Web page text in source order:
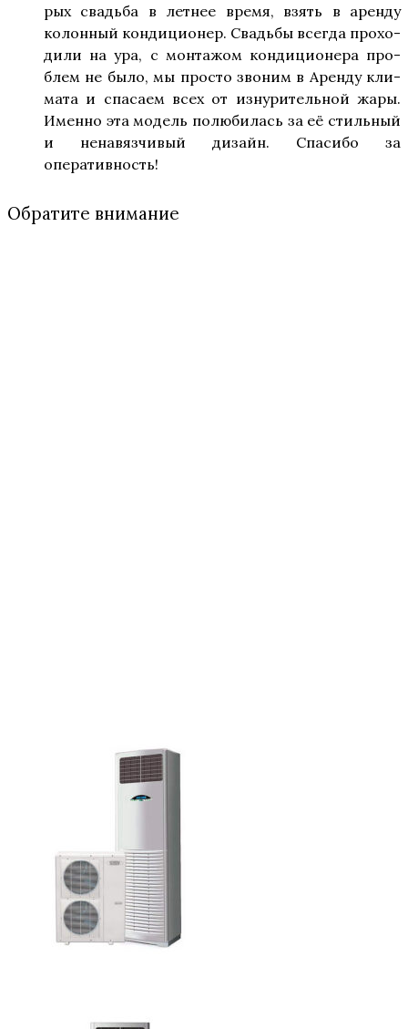
рых сва­дьба в лет­нее вре­мя, взять в арен­ду
колон­ный кон­ди­ци­о­нер. Сва­дьбы все­гда про­хо­
ди­ли на ура, с мон­та­жом кон­ди­ци­о­не­ра про­
блем не было, мы про­сто зво­ним в Арен­ду кли­
ма­та и спа­са­ем всех от изну­ри­тель­ной жары.
Имен­но эта модель полю­би­лась за её стиль­ный
и нена­вяз­чи­вый дизайн. Спа­си­бо за
оперативность!
Обратите внимание